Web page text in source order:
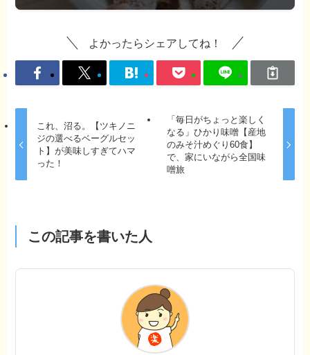
よかったらシェアしてね！
これ、沼る。【ツキノニ
ジの選べるベーグルセッ
ト】が美味しすぎてハマ
った！
「毎日がちょっと楽しく
なる」ひかり味噌【産地
のみそ汁めぐり60食】
で、家にいながら全国味
噌旅
この記事を書いた人